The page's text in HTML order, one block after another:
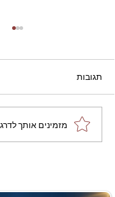
מתכון מנצח עוגת
שוקולד בחושה
תגובות
מזמינים אותך